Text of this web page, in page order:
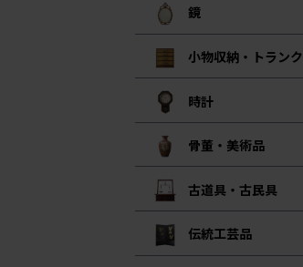
鏡
小物収納・トランク
時計
骨董・美術品
古道具・古民具
伝統工芸品